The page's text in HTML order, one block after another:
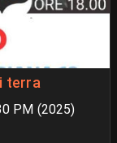
terra
PM (2025)